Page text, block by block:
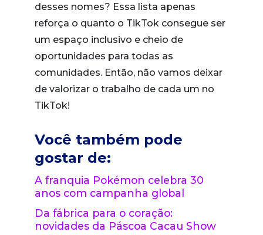
desses nomes? Essa lista apenas
reforça o quanto o TikTok consegue ser
um espaço inclusivo e cheio de
oportunidades para todas as
comunidades. Então, não vamos deixar
de valorizar o trabalho de cada um no
TikTok!
Você também pode
gostar de:
A franquia Pokémon celebra 30
anos com campanha global
Da fábrica para o coração:
novidades da Páscoa Cacau Show